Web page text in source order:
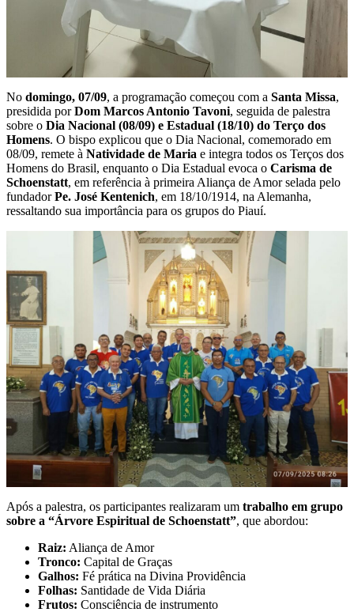
No domingo, 07/09, a programação começou com a Santa Missa,
presidida porDom Marcos Antonio Tavoni, seguida de palestra
sobre o Dia Nacional (08/09) e Estadual (18/10) do Terço dos
Homens. O bispo explicou que o Dia Nacional, comemorado em
08/09, remete à Natividade de Maria e integra todos os Terços dos
Homens do Brasil, enquanto o Dia Estadual evoca o Carisma de
Schoenstatt, em referência à primeira Aliança de Amor selada pelo
fundadorPe. José Kentenich, em 18/10/1914, na Alemanha,
ressaltando sua importância para os grupos do Piauí.
Após a palestra, os participantes realizaram um trabalho em grupo
sobre a “Árvore Espiritual de Schoenstatt”, que abordou:
Raiz: Aliança de Amor
Tronco: Capital de Graças
Galhos: Fé prática na Divina Providência
Folhas: Santidade de Vida Diária
Frutos: Consciência de instrumento